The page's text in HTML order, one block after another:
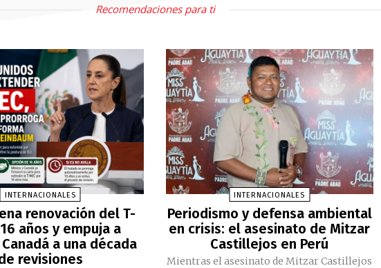
Recomendaciones para ti
INTERNACIONALES
renovación del T-
16 años y empuja a
a una década
revisiones
INTERNACIONALES
Periodismo y defensa ambiental
en crisis: el asesinato de Mitzar
Castillejos en Perú
Mientras el asesinato de Mitzar Castillejos